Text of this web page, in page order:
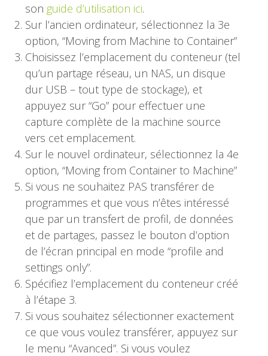
son guide d’utilisation ici.
Sur l’ancien ordinateur, sélectionnez la 3e
option, “Moving from Machine to Container”
Choisissez l’emplacement du conteneur (tel
qu’un partage réseau, un NAS, un disque
dur USB – tout type de stockage), et
appuyez sur “Go” pour effectuer une
capture complète de la machine source
vers cet emplacement.
Sur le nouvel ordinateur, sélectionnez la 4e
option, “Moving from Container to Machine”
Si vous ne souhaitez PAS transférer de
programmes et que vous n’êtes intéressé
que par un transfert de profil, de données
et de partages, passez le bouton d’option
de l’écran principal en mode “profile and
settings only”.
Spécifiez l’emplacement du conteneur créé
à l’étape 3.
Si vous souhaitez sélectionner exactement
ce que vous voulez transférer, appuyez sur
le menu “Avanced”. Si vous voulez